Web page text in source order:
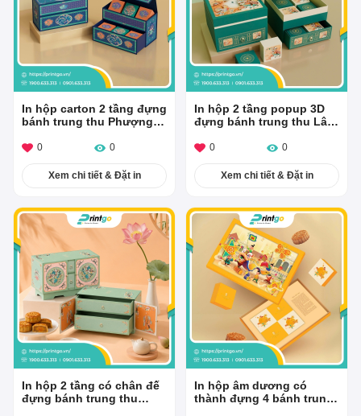
In hộp carton 2 tầng đựng
bánh trung thu Phượng
0 0
Xem chi tiết & Đặt in
In hộp 2 tầng popup 3D
đựng bánh trung thu Lân
0 0
Xem chi tiết & Đặt in
In hộp 2 tầng có chân đế
đựng bánh trung thu
In hộp âm dương có
thành đựng 4 bánh trung